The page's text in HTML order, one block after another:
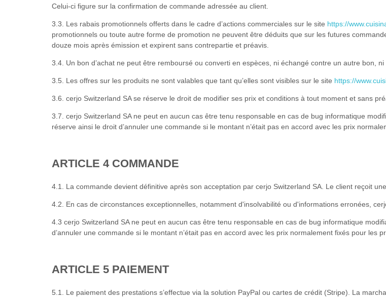
Celui-ci figure sur la confirmation de commande adressée au client.
3.3. Les rabais promotionnels offerts dans le cadre d’actions commerciales sur le site https://
promotionnels ou toute autre forme de promotion ne peuvent être déduits que sur les futures
douze mois après émission et expirent sans contrepartie et préavis.
3.4. Un bon d’achat ne peut être remboursé ou converti en espèces, ni échangé contre un autre bon,
3.5. Les offres sur les produits ne sont valables que tant qu’elles sont visibles sur le site https://
3.6. cerjo Switzerland SA se réserve le droit de modifier ses prix et conditions à tout moment et sans
3.7. cerjo Switzerland SA ne peut en aucun cas être tenu responsable en cas de bug informatique
réserve ainsi le droit d’annuler une commande si le montant n’était pas en accord avec les prix
ARTICLE 4 COMMANDE
4.1. La commande devient définitive après son acceptation par cerjo Switzerland SA. Le client reçoit
4.2. En cas de circonstances exceptionnelles, notamment d'insolvabilité ou d'informations erronées,
4.3 cerjo Switzerland SA ne peut en aucun cas être tenu responsable en cas de bug informatique
d’annuler une commande si le montant n’était pas en accord avec les prix normalement fixés pour les
ARTICLE 5 PAIEMENT
5.1. Le paiement des prestations s’effectue via la solution PayPal ou cartes de crédit (Stripe). La